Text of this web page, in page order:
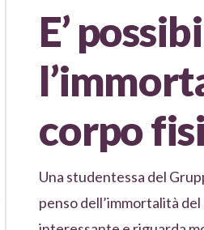
E’
corpo
Una studentessa del
penso dell’immortalità